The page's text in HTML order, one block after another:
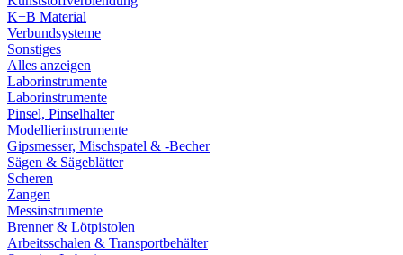
K+B Material
Verbundsysteme
Sonstiges
Alles anzeigen
Laborinstrumente
Laborinstrumente
Pinsel, Pinselhalter
Modellierinstrumente
Gipsmesser, Mischspatel & -Becher
Sägen & Sägeblätter
Scheren
Zangen
Messinstrumente
Brenner & Lötpistolen
Arbeitsschalen & Transportbehälter